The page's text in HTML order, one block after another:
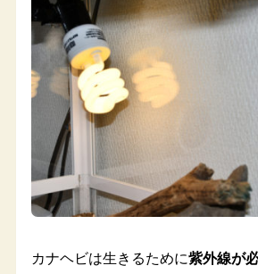
カナヘビは生きるために紫外線が